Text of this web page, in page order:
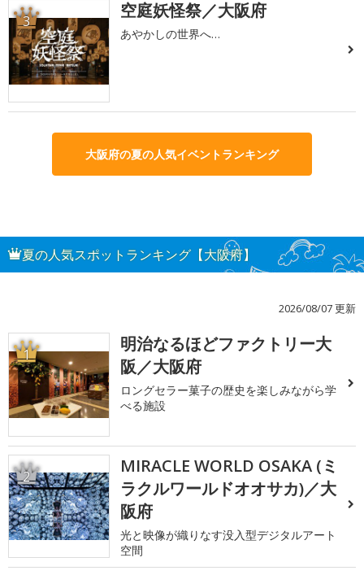
3 空庭妖怪祭／大阪府
あやかしの世界へ…
大阪府の夏の人気イベントランキング
夏の人気スポットランキング【大阪府】
2026/08/07 更新
1
明治なるほどファクトリー大
阪／大阪府
ロングセラー菓子の歴史を楽しみながら学
べる施設
2
MIRACLE WORLD OSAKA (ミ
ラクルワールドオオサカ)／大
阪府
光と映像が織りなす没入型デジタルアート
空間